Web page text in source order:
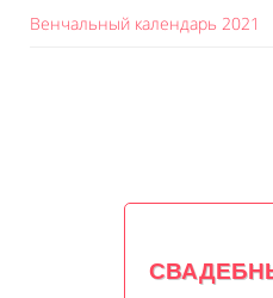
Венчальный календарь 2021